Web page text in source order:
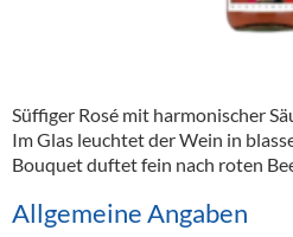
Süffiger Rosé mit harmonischer
Im Glas leuchtet der Wein in
Bouquet duftet fein nach roten
Allgemeine Angaben